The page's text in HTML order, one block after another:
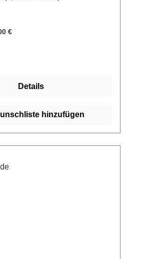
Anwendern ohne
58% Baumwolle, 24%
griffige Oberfläche,
des Herstellers Kaufen Sie jetzt
€
Details
hinzufügen